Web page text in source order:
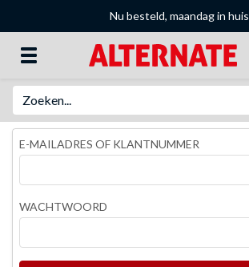
Nu besteld, maandag in huis
E-MAILADRES OF KLANTNUMMER
WACHTWOORD